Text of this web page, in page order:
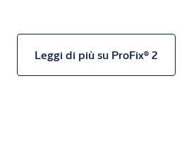
Leggi di più su ProFix® 2